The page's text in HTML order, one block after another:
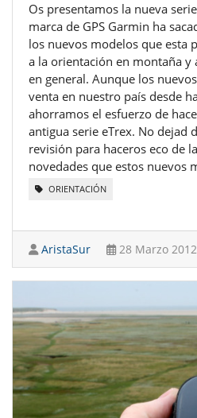
Os presentamos la nueva
marca de GPS Garmin ha
los nuevos modelos que esta
a la orientación en montaña
en general. Aunque los
venta en nuestro país desde
ahorramos el esfuerzo de
antigua serie eTrex. No dejad
revisión para haceros eco de
novedades que estos nuevos
ORIENTACIÓN
AristaSur 28 Marzo 2012